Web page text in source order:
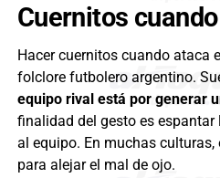
Cuernitos
Hacer cuernitos cuando ataca
folclore futbolero argentino.
equipo rival está por generar
finalidad del gesto es espantar
al equipo. En muchas
para alejar el mal de ojo.